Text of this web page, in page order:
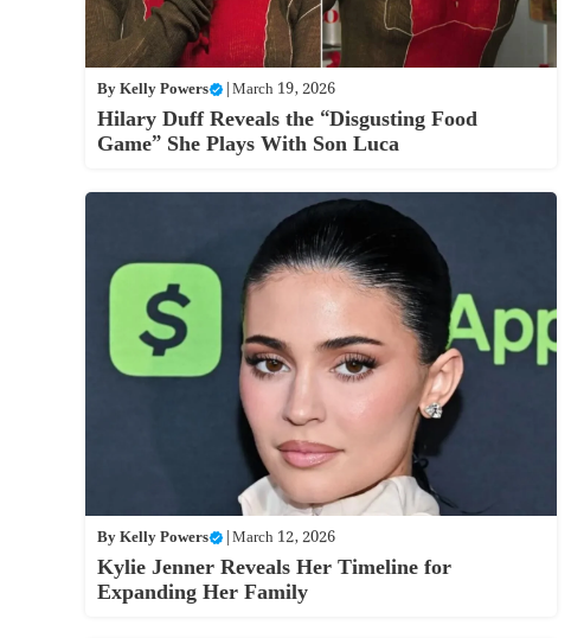
ByKelly Powers |March 19, 2026
Hilary Duff Reveals the “Disgusting Food
Game” She Plays With Son Luca
ByKelly Powers |March 12, 2026
Kylie Jenner Reveals Her Timeline for
Expanding Her Family